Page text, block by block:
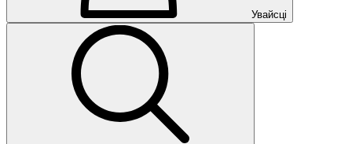
Увайсці